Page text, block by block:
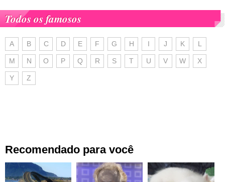
Todos os famosos
A B C D E F G H I J K L
M N O P Q R S T U V W X
Y Z
Recomendado para você